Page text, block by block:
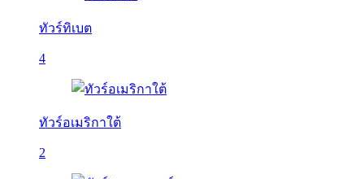
ทัวร์ทิเบต
4
ทัวร์อเมริกาใต้
2